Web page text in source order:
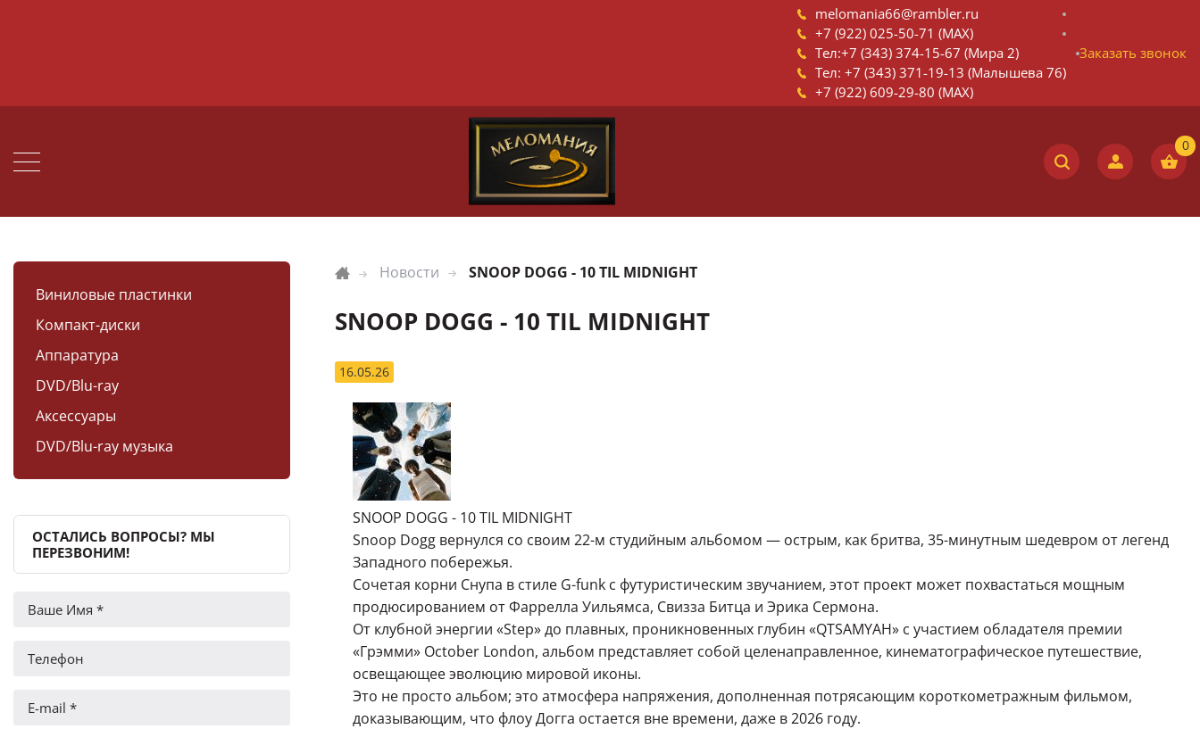
melomania66@rambler.ru
+7 (922) 025-50-71 (MAX)
Тел:+7 (343) 374-15-67 (Мира 2)
Тел: +7 (343) 371-19-13 (Малышева 76)
+7 (922) 609-29-80 (MAX)
Заказать звонок
Виниловые пластинки
Компакт-диски
Аппаратура
DVD/Blu-ray
Аксессуары
DVD/Blu-ray музыка
ОСТАЛИСЬ ВОПРОСЫ? МЫ
ПЕРЕЗВОНИМ!
Новости SNOOP DOGG - 10 TIL MIDNIGHT
SNOOP DOGG - 10 TIL MIDNIGHT
16.05.26
SNOOP DOGG - 10 TIL MIDNIGHT
Snoop Dogg вернулся со своим 22-м студийным альбомом — острым, как бритва, 35-минутным шедевром от легенд
Западного побережья.
Сочетая корни Снупа в стиле G-funk с футуристическим звучанием, этот проект может похвастаться мощным
продюсированием от Фаррелла Уильямса, Свизза Битца и Эрика Сермона.
От клубной энергии «Step» до плавных, проникновенных глубин «QTSAMYAH» с участием обладателя премии
«Грэмми» October London, альбом представляет собой целенаправленное, кинематографическое путешествие,
освещающее эволюцию мировой иконы.
Это не просто альбом; это атмосфера напряжения, дополненная потрясающим короткометражным фильмом,
доказывающим, что флоу Догга остается вне времени, даже в 2026 году.